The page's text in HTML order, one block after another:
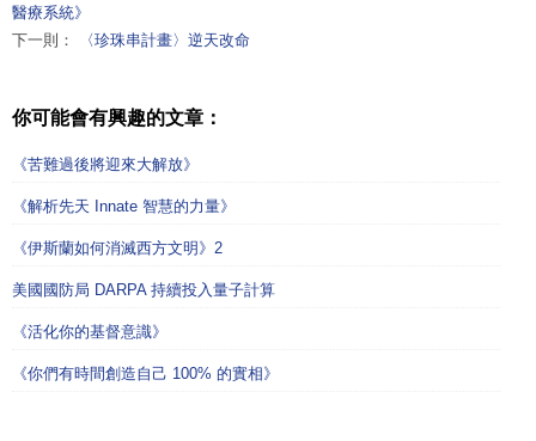
醫療系統》
下一則：
〈珍珠串計畫〉逆天改命
你可能會有興趣的文章：
《苦難過後將迎來大解放》
《解析先天 Innate 智慧的力量》
《伊斯蘭如何消滅西方文明》2
美國國防局 DARPA 持續投入量子計算
《活化你的基督意識》
《你們有時間創造自己 100% 的實相》